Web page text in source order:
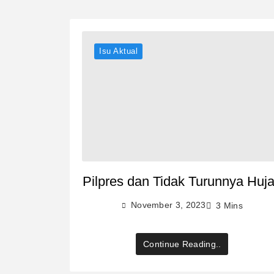
Isu Aktual
Pilpres dan Tidak Turunnya
November 3, 2023 3 Mins
Continue Reading..